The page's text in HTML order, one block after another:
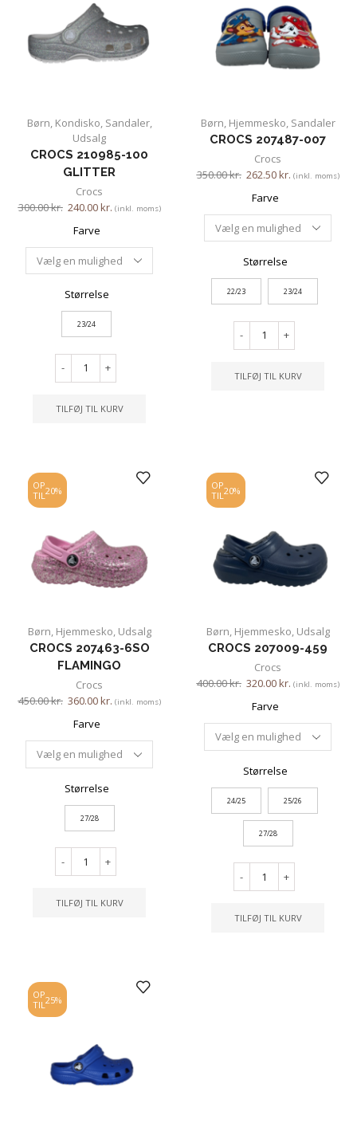
Børn, Kondisko, Sandaler,
Udsalg
CROCS 210985-100
GLITTER
Crocs
300.00kr. 240.00kr. (inkl. moms)
Farve
Størrelse
23/24
- +
TILFØJ TIL KURV
Børn, Hjemmesko, Sandaler
CROCS 207487-007
Crocs
350.00kr. 262.50kr. (inkl. moms)
Farve
Størrelse
22/23 23/24
- +
TILFØJ TIL KURV
OP
TIL20%
Børn, Hjemmesko, Udsalg
CROCS 207463-6SO
FLAMINGO
Crocs
450.00kr. 360.00kr. (inkl. moms)
Farve
Størrelse
27/28
- +
TILFØJ TIL KURV
OP
TIL20%
Børn, Hjemmesko, Udsalg
CROCS 207009-459
Crocs
400.00kr. 320.00kr. (inkl. moms)
Farve
Størrelse
24/25 25/26
27/28
- +
TILFØJ TIL KURV
OP
TIL25%